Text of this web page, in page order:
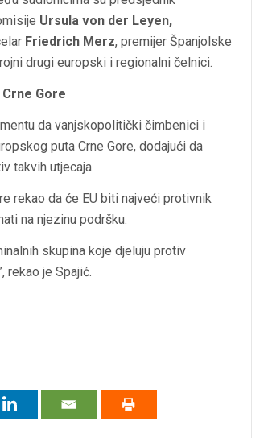
Ursula von der Leyen,
Friedrich Merz, premijer Španjolske
drugi europski i regionalni čelnici.
Gore
da vanjskopolitički čimbenici i
puta Crne Gore, dodajući da
takvih utjecaja.
rekao da će EU biti najveći protivnik
na njezinu podršku.
skupina koje djeluju protiv
rekao je Spajić.